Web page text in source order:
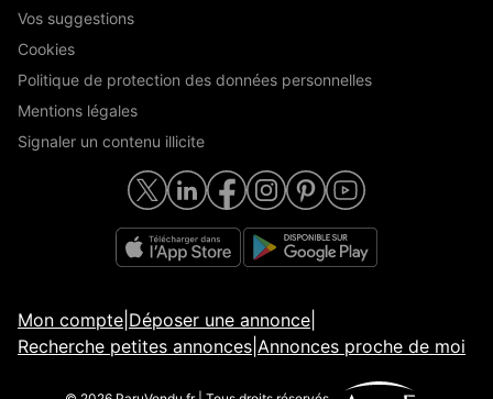
Vos suggestions
Cookies
Politique de protection des données personnelles
Mentions légales
Signaler un contenu illicite
Mon compte Déposer une annonce
Recherche petites annonces Annonces proche de moi